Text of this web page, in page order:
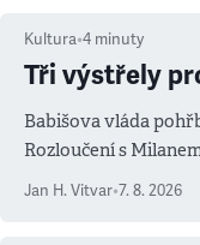
Kultura•4 minuty
Tři výstřely
Babišova vláda
Rozloučení s
salvy i kritika
Jan H. Vitvar•7. 8. 2026